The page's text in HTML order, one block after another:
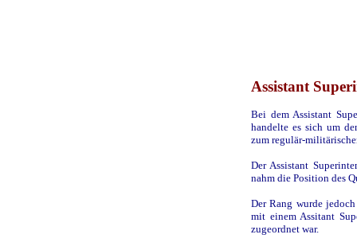
Assistant
Bei dem Assistant
handelte es sich um
zum regulär-
Der Assistant
nahm die Position des
Der Rang wurde
mit einem Assitant
zugeordnet war.